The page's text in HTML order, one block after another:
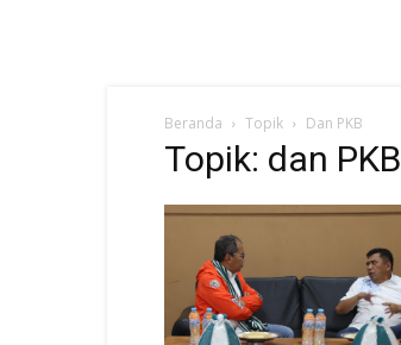
Beranda Topik Dan PKB
Topik: dan PKB